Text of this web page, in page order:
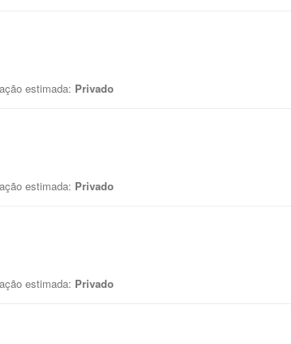
estimada: Privado
estimada: Privado
estimada: Privado